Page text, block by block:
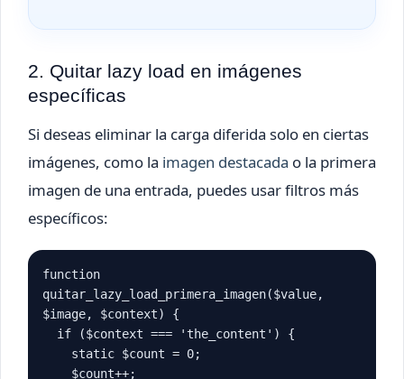
2. Quitar lazy load en imágenes
específicas
Si deseas eliminar la carga diferida solo en ciertas
imágenes, como la imagen destacada o la primera
imagen de una entrada, puedes usar filtros más
específicos:
function
quitar_lazy_load_primera_imagen($value,
$image, $context) {